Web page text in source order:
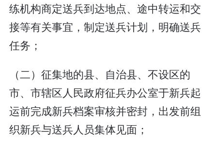
练机构商定送兵到达地点、途中转运和交
接等有关事宜，制定送兵计划，明确送兵
任务；
（二）征集地的县、自治县、不设区的
市、市辖区人民政府征兵办公室于新兵起
运前完成新兵档案审核并密封，出发前组
织新兵与送兵人员集体见面；